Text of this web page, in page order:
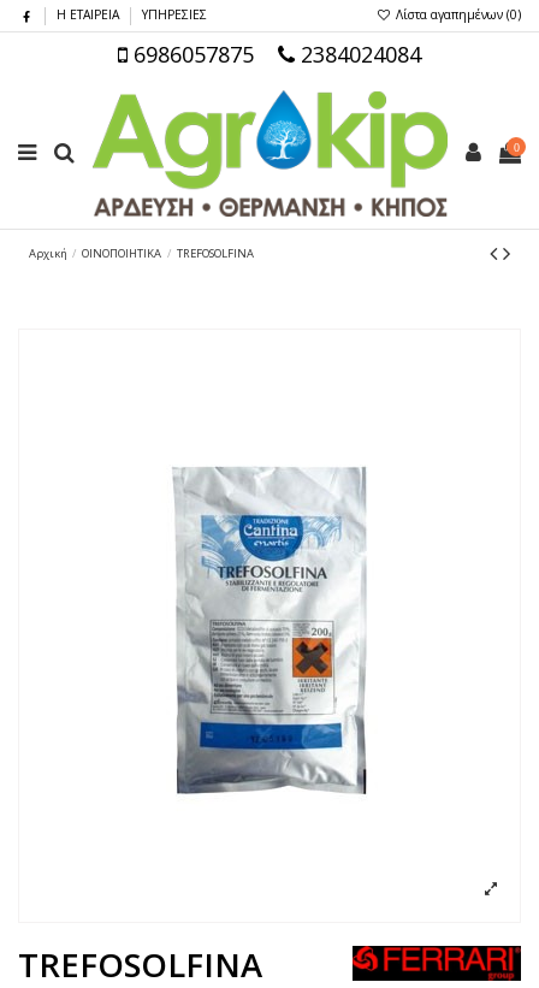
Η ΕΤΑΙΡΕΙΑ ΥΠΗΡΕΣΙΕΣ Λίστα αγαπημένων (0)
6986057875 2384024084
0
Αρχική ΟΙΝΟΠΟΙΗΤΙΚΑ TREFOSOLFINA
TREFOSOLFINA